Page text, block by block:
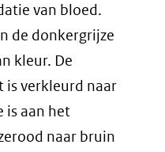
van bloed.
de donkergrijze
kleur. De
is verkleurd naar
is aan het
naar bruin